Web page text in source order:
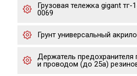
Грузовая тележка gigant
0069
Грунт универсальный
Держатель
и проводом (до 25а)